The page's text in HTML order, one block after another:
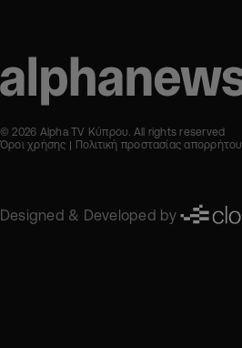
© 2026 Alpha TV Κύπρου. All rights reserved
Όροι χρήσης
Πολιτική προστασίας απορρήτου
Designed & Developed by